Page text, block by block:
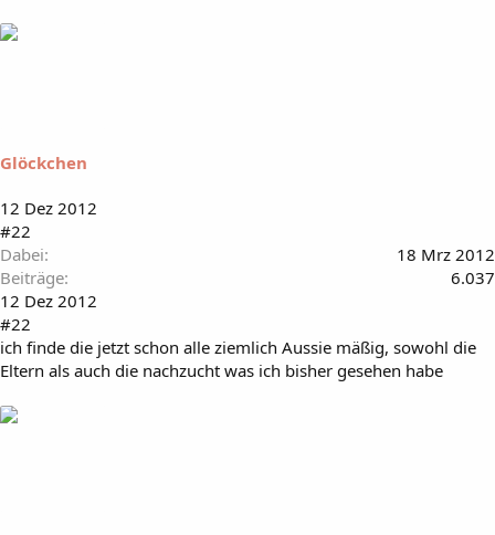
Glöckchen
12 Dez 2012
#22
Dabei
18 Mrz 2012
Beiträge
6.037
12 Dez 2012
#22
ich finde die jetzt schon alle ziemlich Aussie mäßig, sowohl die
Eltern als auch die nachzucht was ich bisher gesehen habe